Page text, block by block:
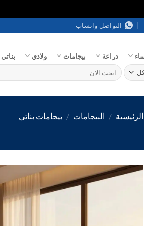
التواصل واتساب
دراعة بيجامات ولادي بناتي
البحث
عن:
الرئيسية / البيجامات / بيجامات بناتي